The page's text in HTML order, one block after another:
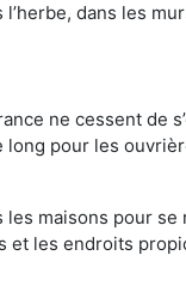
dans les
ne cessent de
long pour les
maisons pour se
et les endroits